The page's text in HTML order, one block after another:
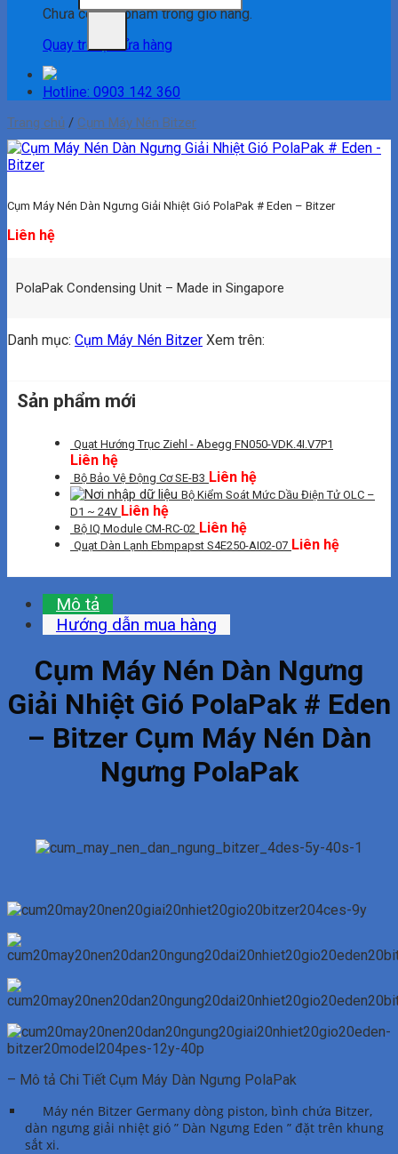
Chưa có sản phẩm trong giỏ hàng.
Quay trở lại cửa hàng
Hotline: 0903 142 360
Trang chủ / Cụm Máy Nén Bitzer
Cụm Máy Nén Dàn Ngưng Giải Nhiệt Gió PolaPak # Eden – Bitzer
Liên hệ
PolaPak Condensing Unit – Made in Singapore
Danh mục: Cụm Máy Nén Bitzer Xem trên:
Sản phẩm mới
Quạt Hướng Trục Ziehl - Abegg FN050-VDK.4I.V7P1
Liên hệ
Bộ Bảo Vệ Động Cơ SE-B3 Liên hệ
Bộ Kiểm Soát Mức Dầu Điện Tử OLC –
D1 ~ 24V Liên hệ
Bộ IQ Module CM-RC-02 Liên hệ
Quạt Dàn Lạnh Ebmpapst S4E250-AI02-07 Liên hệ
Mô tả
Hướng dẫn mua hàng
Cụm Máy Nén Dàn Ngưng
Giải Nhiệt Gió PolaPak # Eden
– Bitzer Cụm Máy Nén Dàn
Ngưng PolaPak
– Mô tả Chi Tiết Cụm Máy Dàn Ngưng PolaPak
Máy nén Bitzer Germany dòng piston, bình chứa Bitzer,
dàn ngưng giải nhiệt gió ” Dàn Ngưng Eden ” đặt trên khung
sắt xi.